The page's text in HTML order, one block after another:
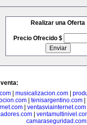
Realizar una Oferta
Precio Ofrecido $
| musicalizacion.com|
tenisargentino.com
ventasviainternet.com
camaraseguridad.com